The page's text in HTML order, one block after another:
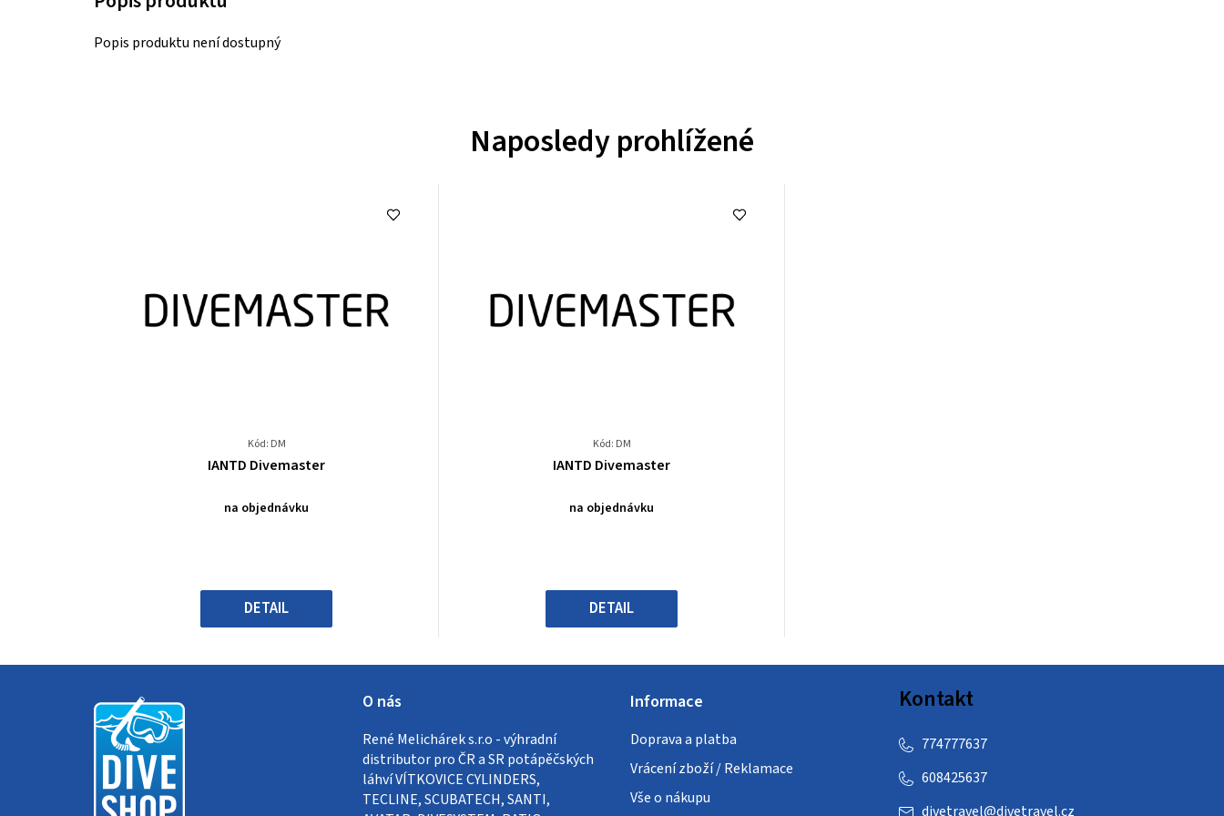
Popis produktu není dostupný
Naposledy prohlížené
Kód: DM
Průměrné
produktu
5
hvězdiček.
IANTD Divemaster
na objednávku
DETAIL
Kód: DM
Průměrné
produktu
5
hvězdiček.
IANTD Divemaster
na objednávku
DETAIL
O nás
René Melichárek s.r.o - výhradní
distributor pro ČR a SR potápěčských
láhví VÍTKOVICE CYLINDERS,
TECLINE, SCUBATECH, SANTI,
Informace
Doprava a platba
Vrácení zboží / Reklamace
Vše o nákupu
Kontakt
divetravel@divetravel.cz
608425637
774777637